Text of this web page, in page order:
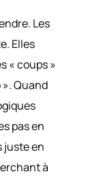
Les
Elles
« coups »
Quand
pas en
juste en
à